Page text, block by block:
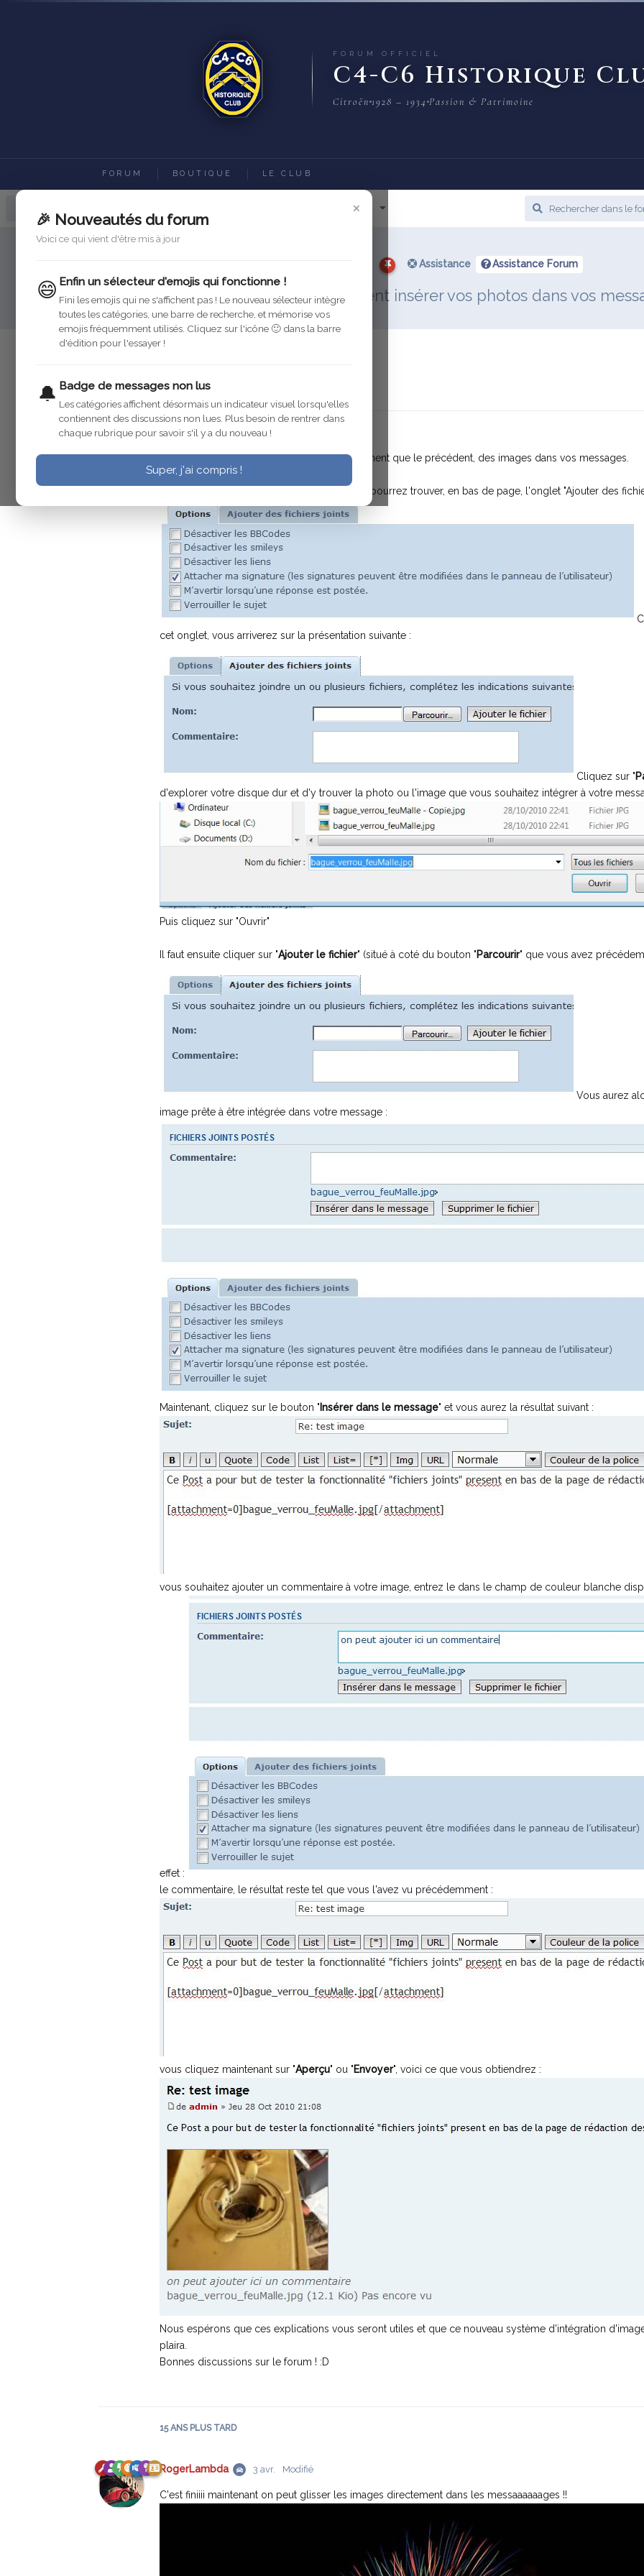
FORUM OFFICIEL
C4-C6 Historique
Citroën 1928 – 1934 Passion & Patrimoine
FORUM BOUTIQUE LE CLUB
×
🎉 Nouveautés du forum
Voici ce qui vient d'être mis à jour
😄 Enfin un sélecteur d'emojis qui fonctionne !
Fini les emojis qui ne s'affichent pas ! Le nouveau sélecteur intègre
toutes les catégories, une barre de recherche, et mémorise vos
emojis fréquemment utilisés. Cliquez sur l'icône 🙂 dans la barre
d'édition pour l'essayer !
🔔 Badge de messages non lus
Les catégories affichent désormais un indicateur visuel lorsqu'elles
contiennent des discussions non lues. Plus besoin de rentrer dans
chaque rubrique pour savoir s'il y a du nouveau !
Super, j'ai compris !
Accès Rapide
Assistance Assistance Forum
3 - Comment insérer vos photos dans vos
Eaheru 16 nov. 2010
Ce Forum vous permet d'intégrer plus facilement que le précédent, des images dans vos messages.
Lors de la rédaction de votre message, vous pourrez trouver, en bas de page, l'onglet "Ajouter des
cet onglet, vous arriverez sur la présentation suivante :
Cliquez sur "
d'explorer votre disque dur et d'y trouver la photo ou l'image que vous souhaitez intégrer à votre
Puis cliquez sur "Ouvrir"
Il faut ensuite cliquer sur "Ajouter le fichier" (situé à coté du bouton "Parcourir" que vous avez
Vous aurez
image prête à être intégrée dans votre message :
Maintenant, cliquez sur le bouton " Insérer dans le message" et vous aurez la résultat suivant :
vous souhaitez ajouter un commentaire à votre image, entrez le dans le champ de couleur blanche
effet :
le commentaire, le résultat reste tel que vous l'avez vu précédemment :
vous cliquez maintenant sur "Aperçu" ou "Envoyer", voici ce que vous obtiendrez :
Nous espérons que ces explications vous seront utiles et que ce nouveau système d'intégration
plaira.
Bonnes discussions sur le forum ! :D
15 ANSPLUS TARD
RogerLambda 3 avr. Modifié
C'est finiiii maintenant on peut glisser les images directement dans les messaaaaaages !!